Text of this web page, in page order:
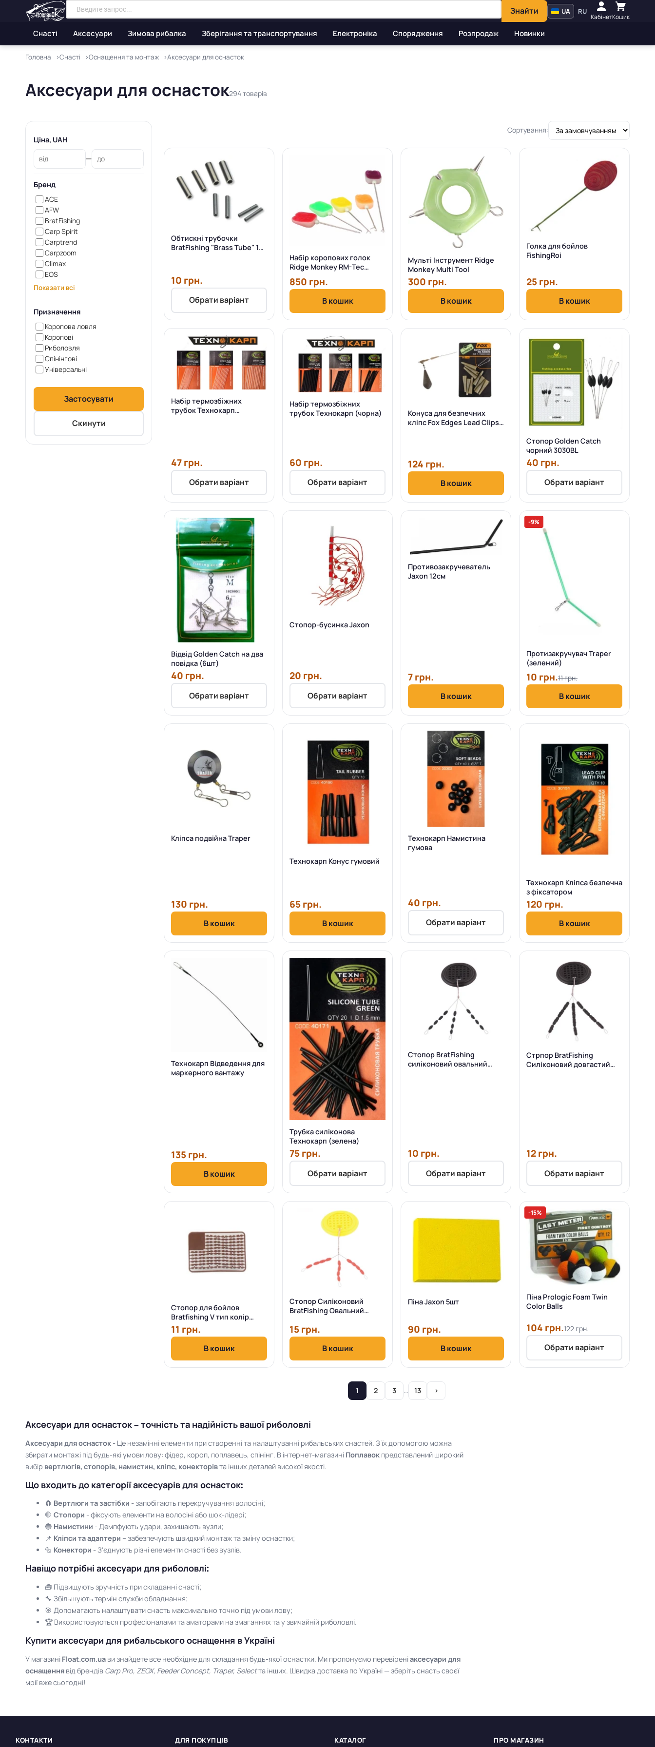
Знайти UA RU
КабінетКошик
Снасті Аксесуари Зимова рибалка Зберігання та транспортування Електроніка Спорядження Розпродаж Новинки
Головна Снасті Оснащення та монтаж Аксесуари для оснасток
Аксесуари для оснасток294 товарів
Ціна, UAH
—
Бренд
ACE
AFW
BratFishing
Carp Spirit
Carptrend
Carpzoom
Climax
EOS
Показати всі
Призначення
Коропова ловля
Коропові
Риболовля
Спінінгові
Універсальні
Застосувати
Скинути
Сортування:
Обтискні трубочки
BratFishing "Brass Tube" 10
10 грн.
Обрати варіант
Набір коропових голок
Ridge Monkey RM-Tec
850 грн.
В кошик
Мульті Інструмент Ridge
Monkey Multi Tool
300 грн.
В кошик
Голка для бойлов
FishingRoi
25 грн.
В кошик
Набір термозбіжних
трубок Технокарп
47 грн.
Обрати варіант
Набір термозбіжних
трубок Технокарп (чорна)
60 грн.
Обрати варіант
Конуса для безпечних
кліпс Fox Edges Lead Clips
124 грн.
В кошик
Стопор Golden Catch
чорний 3030BL
40 грн.
Обрати варіант
Відвід Golden Catch на два
повідка (6шт)
40 грн.
Обрати варіант
Стопор-бусинка Jaxon
20 грн.
Обрати варіант
Противозакручеватель
Jaxon 12см
7 грн.
В кошик
-9%
Протизакручувач Traper
(зелений)
10 грн.11 грн.
В кошик
Кліпса подвійна Traper
130 грн.
В кошик
Технокарп Конус гумовий
65 грн.
В кошик
Технокарп Намистина
гумова
40 грн.
Обрати варіант
Технокарп Кліпса безпечна
з фіксатором
120 грн.
В кошик
Технокарп Відведення для
маркерного вантажу
135 грн.
В кошик
Трубка силіконова
Технокарп (зелена)
75 грн.
Обрати варіант
Стопор BratFishing
силіконовий овальний
10 грн.
Обрати варіант
Стрпор BratFishing
Силіконовий довгастий
12 грн.
Обрати варіант
Стопор для бойлов
Bratfishing V тип колір
прозорий
11 грн.
В кошик
Стопор Силіконовий
BratFishing Овальний
пакет)
15 грн.
В кошик
Піна Jaxon 5шт
90 грн.
В кошик
-15%
Піна Prologic Foam Twin
Color Balls
104 грн.122 грн.
Обрати варіант
1 2 3 … 13 ›
Аксесуари для оснасток – точність та надійність вашої риболовлі
Аксесуари для оснасток - Це незамінні елементи при створенні та налаштуванні рибальських снастей. З їх допомогою можна
збирати монтажі під будь-які умови лову: фідер, короп, поплавець, спінінг. В інтернет-магазині Поплавок представлений широкий
вибір вертлюгів, стопорів, намистин, кліпс, конекторівта інших деталей високої якості.
Що входить до категорії аксесуарів для оснасток:
🧲 Вертлюги та застібки - запобігають перекручування волосіні;
🛑 Стопори - фіксують елементи на волосіні або шок-лідері;
🔵 Намистини - Демпфують удари, захищають вузли;
📌 Кліпси та адаптери – забезпечують швидкий монтаж та зміну оснастки;
🔩 Конектори - З'єднують різні елементи снасті без вузлів.
Навіщо потрібні аксесуари для риболовлі:
🧰 Підвищують зручність при складанні снасті;
🔧 Збільшують термін служби обладнання;
🎯 Допомагають налаштувати снасть максимально точно під умови лову;
🏆 Використовуються професіоналами та аматорами на змаганнях та у звичайній риболовлі.
Купити аксесуари для рибальського оснащення в Україні
У магазині Float.com.ua ви знайдете все необхідне для складання будь-якої оснастки. Ми пропонуємо перевіреніаксесуари для
оснащення від брендів Carp Pro, ZEOX, Feeder Concept, Traper, Selectта інших. Швидка доставка по Україні — зберіть снасть своєї
мрії вже сьогодні!
КОНТАКТИ ДЛЯ ПОКУПЦІВ КАТАЛОГ ПРО МАГАЗИН